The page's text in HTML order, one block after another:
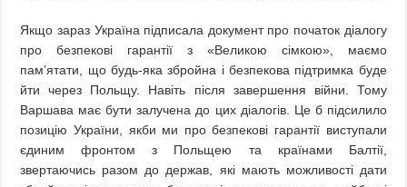
Якщо зараз Україна підписала документ про початок діалогу
про безпекові гарантії з «Великою сімкою», маємо
пам’ятати, що будь-яка збройна і безпекова підтримка буде
йти через Польщу. Навіть після завершення війни. Тому
Варшава має бути залучена до цих діалогів. Це б підсилило
позицію України, якби ми про безпекові гарантії виступали
єдиним фронтом з Польщею та країнами Балтії,
звертаючись разом до держав, які мають можливості дати